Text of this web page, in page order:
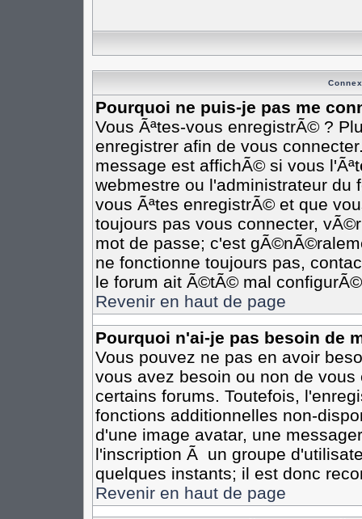
Pourquoi ne puis-je pas me
Vous Ãªtes-vous enregistrÃ© ?
enregistrer afin de vous
message est affichÃ© si vous
webmestre ou l'administrateur du
vous Ãªtes enregistrÃ© et que
toujours pas vous connecter,
mot de passe; c'est
ne fonctionne toujours pas,
le forum ait Ã©tÃ© mal
Revenir en haut de page
Pourquoi n'ai-je pas besoin de
Vous pouvez ne pas en avoir
vous avez besoin ou non de
certains forums. Toutefois,
fonctions additionnelles non-
d'une image avatar, une
l'inscription Ã un groupe
quelques instants; il est donc
Revenir en haut de page